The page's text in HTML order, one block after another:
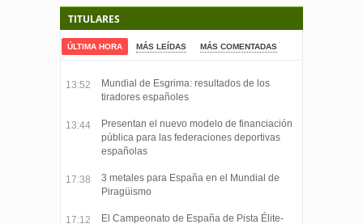
TITULARES
ÚLTIMA HORA MÁS LEÍDAS MÁS COMENTADAS
13:52
Mundial de Esgrima: resultados de los
tiradores españoles
13:44
Presentan el nuevo modelo de financiación
pública para las federaciones deportivas
españolas
17:38
3 metales para España en el Mundial de
Piragüismo
17:12
El Campeonato de España de Pista Élite-